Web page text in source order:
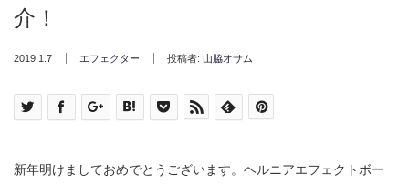
介！
2019.1.7 エフェクター 投稿者: 山脇オサム
新年明けましておめでとうございます。ヘルニアエフェクトボー